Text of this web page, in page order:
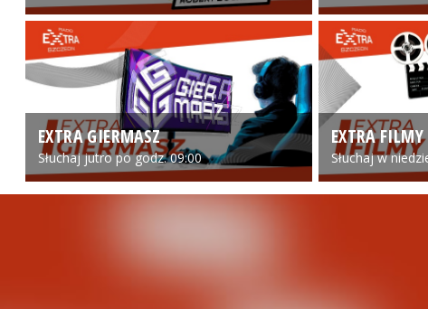
EXTRA GIERMASZ
Słuchaj jutro po godz. 09:00
EXTRA FILMY
Słuchaj w